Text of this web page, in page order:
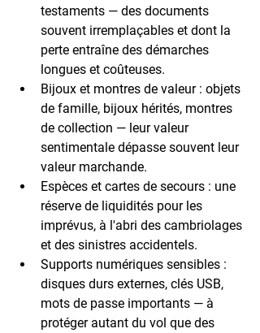
testaments — des documents
souvent irremplaçables et dont la
perte entraîne des démarches
longues et coûteuses.
Bijoux et montres de valeur : objets
de famille, bijoux hérités, montres
de collection — leur valeur
sentimentale dépasse souvent leur
valeur marchande.
Espèces et cartes de secours : une
réserve de liquidités pour les
imprévus, à l'abri des cambriolages
et des sinistres accidentels.
Supports numériques sensibles :
disques durs externes, clés USB,
mots de passe importants — à
protéger autant du vol que des